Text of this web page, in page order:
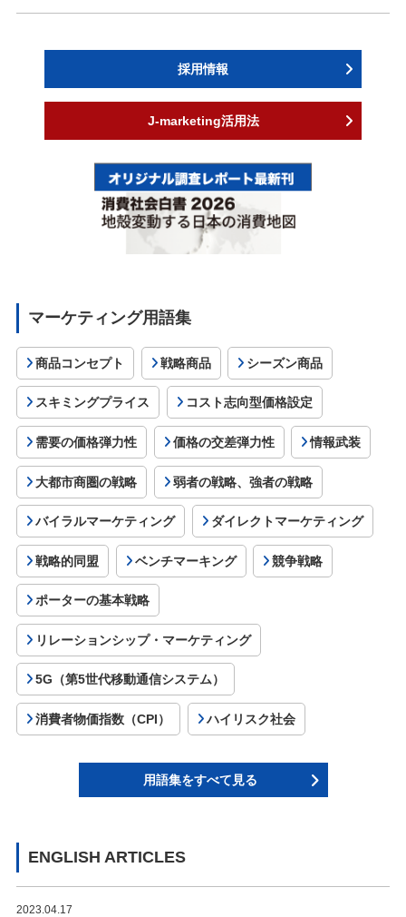
採用情報
J-marketing活用法
マーケティング用語集
商品コンセプト 戦略商品 シーズン商品
スキミングプライス コスト志向型価格設定
需要の価格弾力性 価格の交差弾力性 情報武装
大都市商圏の戦略 弱者の戦略、強者の戦略
バイラルマーケティング ダイレクトマーケティング
戦略的同盟 ベンチマーキング 競争戦略
ポーターの基本戦略
リレーションシップ・マーケティング
5G（第5世代移動通信システム）
消費者物価指数（CPI） ハイリスク社会
用語集をすべて見る
ENGLISH ARTICLES
2023.04.17